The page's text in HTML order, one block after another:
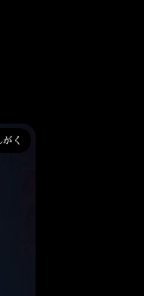
く